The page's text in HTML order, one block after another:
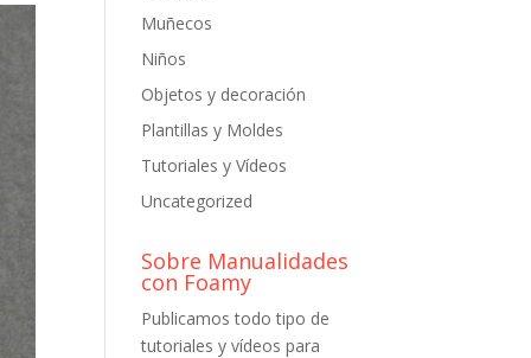
Muñecos
Niños
Objetos y decoración
Plantillas y Moldes
Tutoriales y Vídeos
Uncategorized
Sobre Manualidades
con Foamy
Publicamos todo tipo de
tutoriales y vídeos para